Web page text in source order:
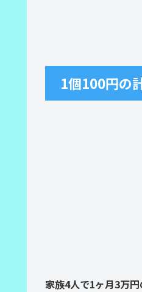
1個100円の
家族4人で1ヶ月3万